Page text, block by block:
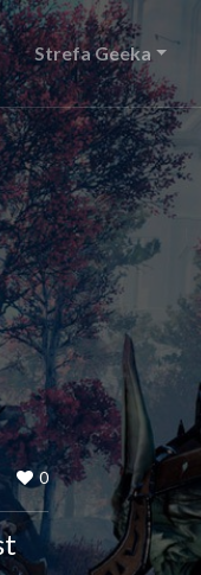
Strefa Geeka
0